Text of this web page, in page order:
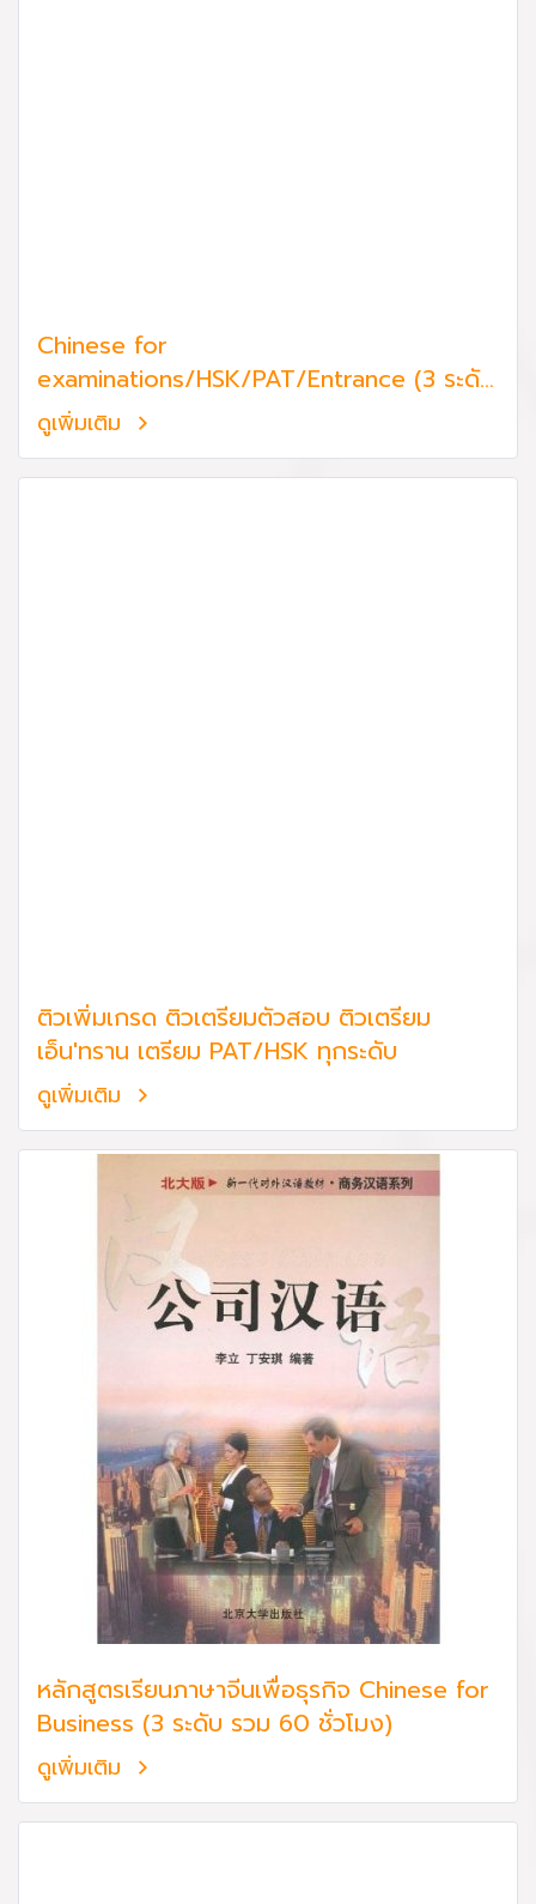
Chinese for
examinations/HSK/PAT/Entrance (3 ระดับ
รวม 60 ชั่วโมง)
ดูเพิ่มเติม
ติวเพิ่มเกรด ติวเตรียมตัวสอบ ติวเตรียม
เอ็น'ทราน เตรียม PAT/HSK ทุกระดับ
ดูเพิ่มเติม
หลักสูตรเรียนภาษาจีนเพื่อธุรกิจ Chinese for
Business (3 ระดับ รวม 60 ชั่วโมง)
ดูเพิ่มเติม